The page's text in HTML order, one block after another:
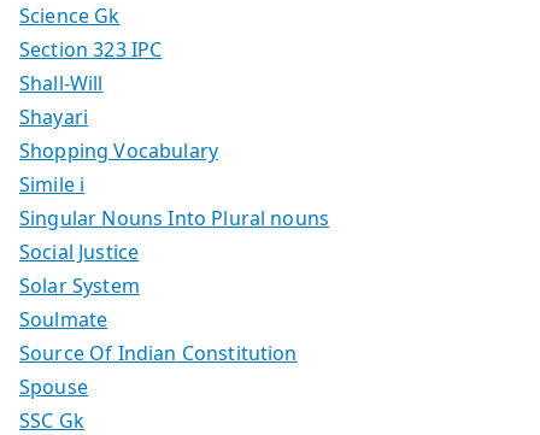
Science Gk
Section 323 IPC
Shall-Will
Shayari
Shopping Vocabulary
Simile i
Singular Nouns Into Plural nouns
Social Justice
Solar System
Soulmate
Source Of Indian Constitution
Spouse
SSC Gk